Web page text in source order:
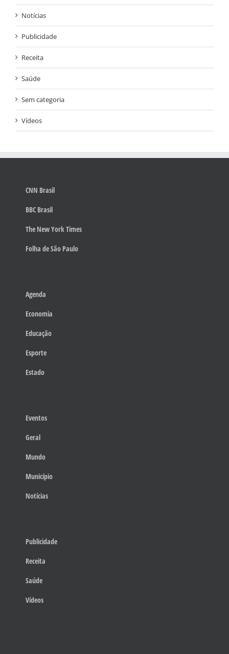
Notícias
Publicidade
Receita
Saúde
Sem categoria
Vídeos
CNN Brasil
BBC Brasil
The New York Times
Folha de São Paulo
Agenda
Economia
Educação
Esporte
Estado
Eventos
Geral
Mundo
Município
Notícias
Publicidade
Receita
Saúde
Vídeos